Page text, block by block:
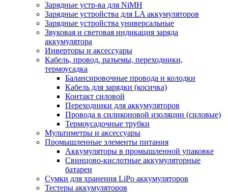
Зарядные устр-ва для NiMH
Зарядные устройства для LA аккумуляторов
Зарядные устройства универсальные
Звуковая и световая индикация заряда
аккумулятора
Инверторы и аксессуары
Кабель, провод, разъемы, переходники,
термоусадка
Балансировочные провода и колодки
Кабель для зарядки (косичка)
Контакт силовой
Переходники для аккумуляторов
Провода в силиконовой изоляции (силовые)
Термоусадочные трубки
Мультиметры и аксессуары
Промышленные элементы питания
Аккумуляторы в промышленной упаковке
Свинцово-кислотные аккумуляторные
батареи
Сумки для хранения LiPo аккумуляторов
Тестеры аккумуляторов